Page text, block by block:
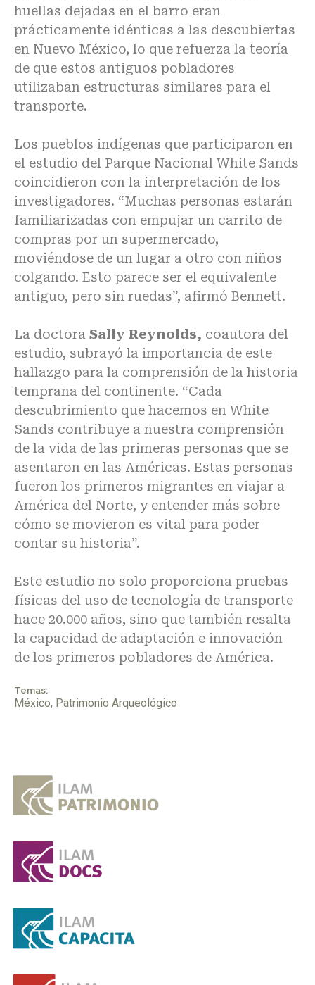
huellas dejadas en el barro eran
prácticamente idénticas a las descubiertas
en Nuevo México, lo que refuerza la teoría
de que estos antiguos pobladores
utilizaban estructuras similares para el
transporte.
Los pueblos indígenas que participaron en
el estudio del Parque Nacional White Sands
coincidieron con la interpretación de los
investigadores. “Muchas personas estarán
familiarizadas con empujar un carrito de
compras por un supermercado,
moviéndose de un lugar a otro con niños
colgando. Esto parece ser el equivalente
antiguo, pero sin ruedas”, afirmó Bennett.
La doctora Sally Reynolds, coautora del
estudio, subrayó la importancia de este
hallazgo para la comprensión de la historia
temprana del continente. “Cada
descubrimiento que hacemos en White
Sands contribuye a nuestra comprensión
de la vida de las primeras personas que se
asentaron en las Américas. Estas personas
fueron los primeros migrantes en viajar a
América del Norte, y entender más sobre
cómo se movieron es vital para poder
contar su historia”.
Este estudio no solo proporciona pruebas
físicas del uso de tecnología de transporte
hace 20.000 años, sino que también resalta
la capacidad de adaptación e innovación
de los primeros pobladores de América.
Temas:
México, Patrimonio Arqueológico